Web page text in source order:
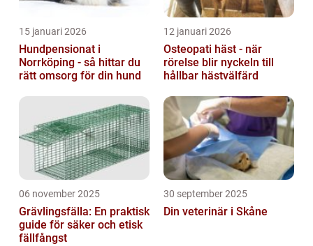
15 januari 2026
Hundpensionat i
Norrköping - så hittar du
rätt omsorg för din hund
12 januari 2026
Osteopati häst - när
rörelse blir nyckeln till
hållbar hästvälfärd
06 november 2025
Grävlingsfälla: En praktisk
guide för säker och etisk
fällfångst
30 september 2025
Din veterinär i Skåne